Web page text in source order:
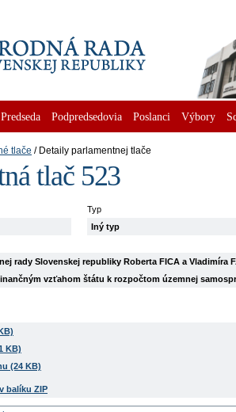
Predseda Podpredsedovia Poslanci Výbory
tlače Detaily parlamentnej tlače
tlač 523
Typ
Iný typ
rady Slovenskej republiky Roberta FICA a Vladimíra
vzťahom štátu k rozpočtom územnej
KB)
(24 KB)
balíku ZIP